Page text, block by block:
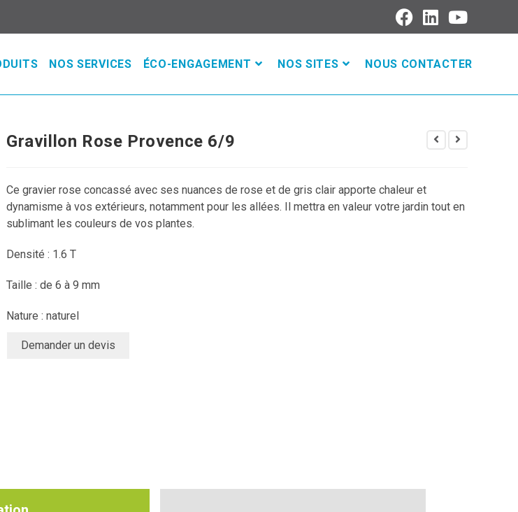
NOS SERVICES ÉCO-ENGAGEMENT NOS SITES NOUS CONTACTER
Gravillon Rose Provence 6/9
Ce gravier rose concassé avec ses nuances de rose et de gris clair apporte chaleur et
dynamisme à vos extérieurs, notamment pour les allées. Il mettra en valeur votre jardin tout en
sublimant les couleurs de vos plantes.
Densité : 1.6 T
Taille : de 6 à 9 mm
Nature : naturel
Demander un devis